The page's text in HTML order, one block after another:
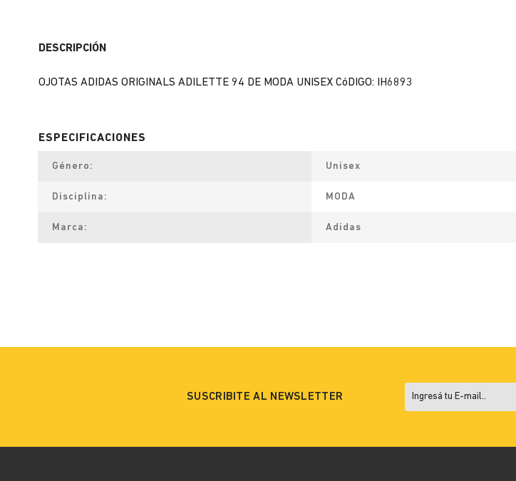
DESCRIPCIÓN
OJOTAS ADIDAS ORIGINALS ADILETTE 94 DE MODA UNISEX CóDIGO: IH6893
Género Unisex
Disciplina MODA
Marca Adidas
SUSCRIBITE AL NEWSLETTER